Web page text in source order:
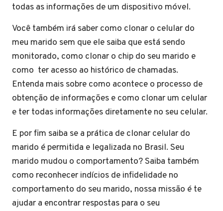
todas as informações de um dispositivo móvel.
Você também irá saber como clonar o celular do
meu marido sem que ele saiba que está sendo
monitorado, como clonar o chip do seu marido e
como ter acesso ao histórico de chamadas.
Entenda mais sobre como acontece o processo de
obtenção de informações e como clonar um celular
e ter todas informações diretamente no seu celular.
E por fim saiba se a prática de clonar celular do
marido é permitida e legalizada no Brasil. Seu
marido mudou o comportamento? Saiba também
como reconhecer indícios de infidelidade no
comportamento do seu marido, nossa missão é te
ajudar a encontrar respostas para o seu